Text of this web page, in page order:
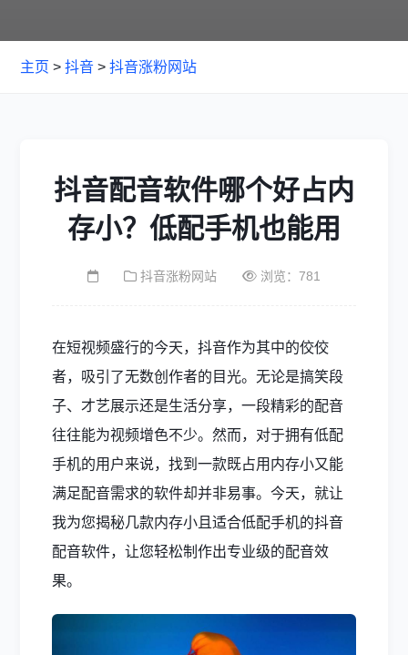
主页 >抖音 >抖音涨粉网站
抖音配音软件哪个好占内
存小？低配手机也能用
抖音涨粉网站 浏览：781
在短视频盛行的今天，抖音作为其中的佼佼
者，吸引了无数创作者的目光。无论是搞笑段
子、才艺展示还是生活分享，一段精彩的配音
往往能为视频增色不少。然而，对于拥有低配
手机的用户来说，找到一款既占用内存小又能
满足配音需求的软件却并非易事。今天，就让
我为您揭秘几款内存小且适合低配手机的抖音
配音软件，让您轻松制作出专业级的配音效
果。